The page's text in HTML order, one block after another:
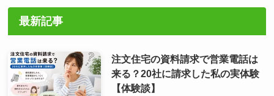
最新記事
注文住宅の資料請求で営業電話は
来る？20社に請求した私の実体験
【体験談】